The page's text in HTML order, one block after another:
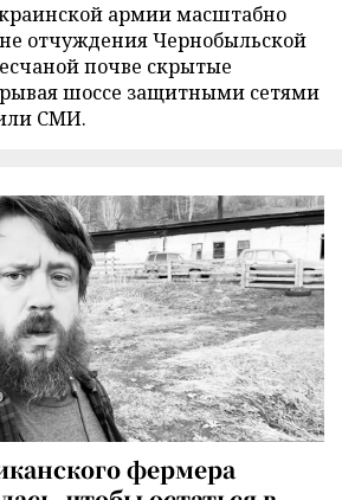
армии масштабно
отчуждения Чернобыльской
почве скрытые
шоссе защитными сетями
СМИ.
фермера